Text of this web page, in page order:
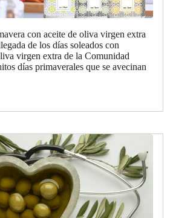
con aceite de oliva virgen extra
de los días soleados con
virgen extra de la Comunidad
días primaverales que se avecinan